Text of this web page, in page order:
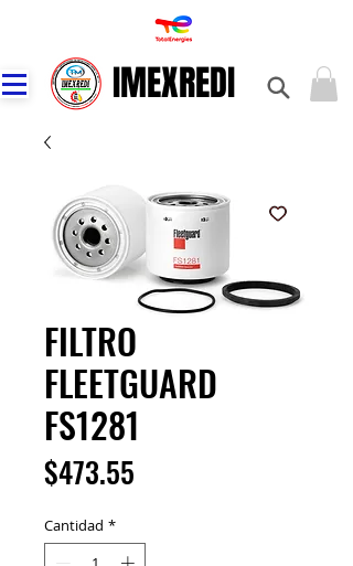
IMEXREDI
IMEXREDI
FILTRO
FLEETGUARD
FS1281
$473.55
Cantidad *